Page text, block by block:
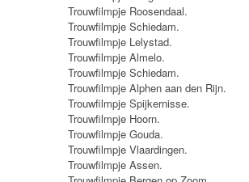
Trouwfilmpje Roosendaal.
Trouwfilmpje Schiedam.
Trouwfilmpje Lelystad.
Trouwfilmpje Almelo.
Trouwfilmpje Schiedam.
Trouwfilmpje Alphen aan den Rijn.
Trouwfilmpje Spijkernisse.
Trouwfilmpje Hoorn.
Trouwfilmpje Gouda.
Trouwfilmpje Vlaardingen.
Trouwfilmpje Assen.